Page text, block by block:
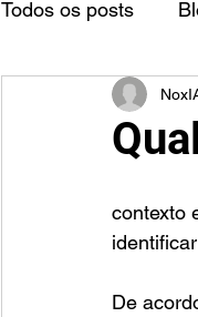
Todos os posts
contexto
De